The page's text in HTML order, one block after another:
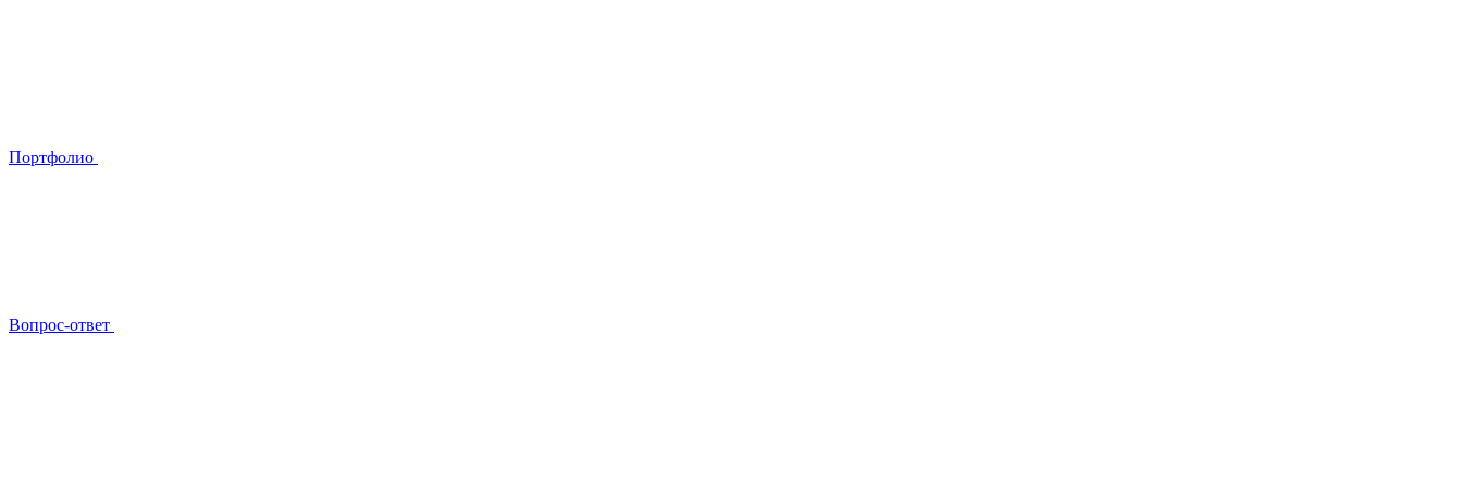
Портфолио
Вопрос-ответ